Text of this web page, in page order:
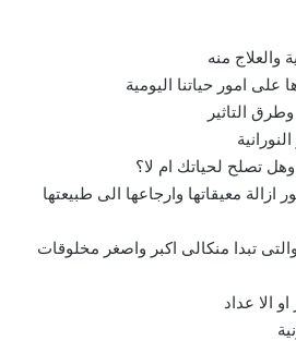
والعلاج منه
على امور حياتنا اليومية
التاثير
تصلح لحياتك ام لا؟
ازالة معيقاتها وارجاعها الى طبيعتها
تبدا منكالى اكبر واصغر مخلوقات
الا عداد